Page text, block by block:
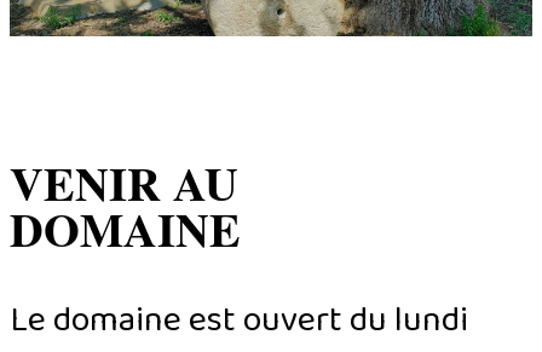
VENIR AU
DOMAINE
Le domaine est ouvert du lundi